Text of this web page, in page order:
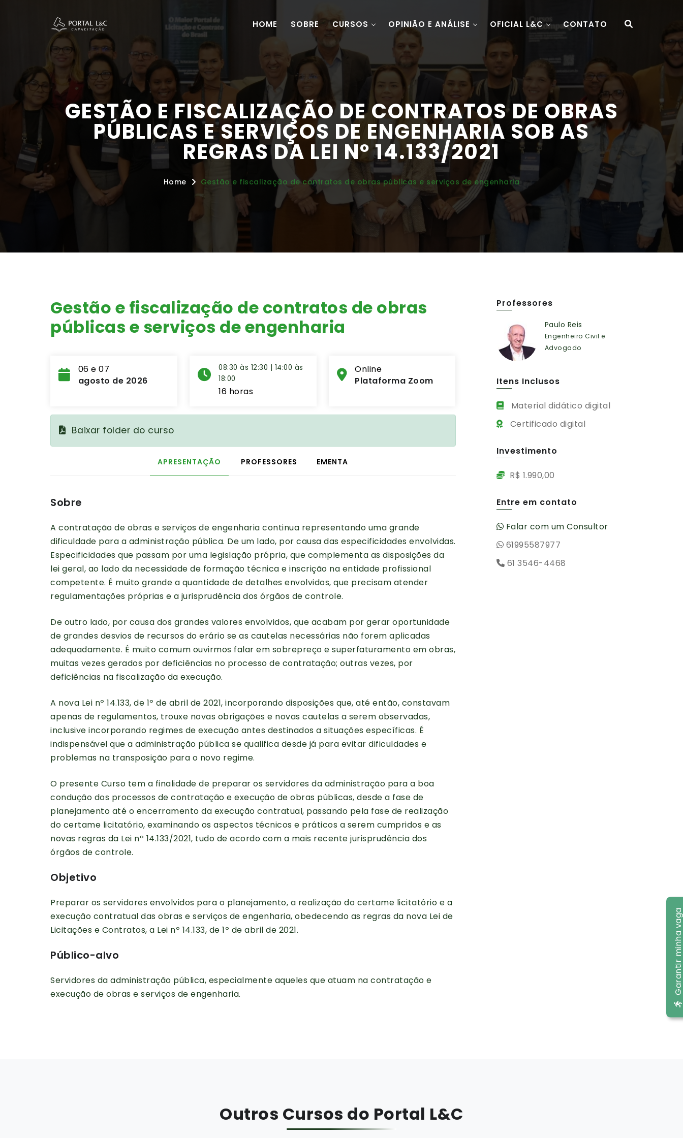
Garantir
HOME SOBRE CURSOS OPINIÃO E ANÁLISE OFICIAL L&C CONTATO
GESTÃO E FISCALIZAÇÃO DE CONTRATOS DE OBRAS
PÚBLICAS E SERVIÇOS DE ENGENHARIA SOB AS
REGRAS DA LEI Nº 14.133/2021
Home Gestão e fiscalização de contratos de obras públicas e serviços de engenharia
Gestão e fiscalização de contratos de obras
públicas e serviços de engenharia
06 e 07
agosto de 2026
08:30 às 12:30 | 14:00 às
18:00
16 horas
Online
Plataforma Zoom
Baixar folder do curso
APRESENTAÇÃO PROFESSORES EMENTA
Sobre
A contratação de obras e serviços de engenharia continua representando uma grande
dificuldade para a administração pública. De um lado, por causa das especificidades envolvidas.
Especificidades que passam por uma legislação própria, que complementa as disposições da
lei geral, ao lado da necessidade de formação técnica e inscrição na entidade profissional
competente. É muito grande a quantidade de detalhes envolvidos, que precisam atender
regulamentações próprias e a jurisprudência dos órgãos de controle.
De outro lado, por causa dos grandes valores envolvidos, que acabam por gerar oportunidade
de grandes desvios de recursos do erário se as cautelas necessárias não forem aplicadas
adequadamente. É muito comum ouvirmos falar em sobrepreço e superfaturamento em obras,
muitas vezes gerados por deficiências no processo de contratação; outras vezes, por
deficiências na fiscalização da execução.
A nova Lei nº 14.133, de 1º de abril de 2021, incorporando disposições que, até então, constavam
apenas de regulamentos, trouxe novas obrigações e novas cautelas a serem observadas,
inclusive incorporando regimes de execução antes destinados a situações específicas. É
indispensável que a administração pública se qualifica desde já para evitar dificuldades e
problemas na transposição para o novo regime.
O presente Curso tem a finalidade de preparar os servidores da administração para a boa
condução dos processos de contratação e execução de obras públicas, desde a fase de
planejamento até o encerramento da execução contratual, passando pela fase de realização
do certame licitatório, examinando os aspectos técnicos e práticos a serem cumpridos e as
novas regras da Lei nº 14.133/2021, tudo de acordo com a mais recente jurisprudência dos
órgãos de controle.
Objetivo
Preparar os servidores envolvidos para o planejamento, a realização do certame licitatório e a
execução contratual das obras e serviços de engenharia, obedecendo as regras da nova Lei de
Licitações e Contratos, a Lei nº 14.133, de 1º de abril de 2021.
Público-alvo
Servidores da administração pública, especialmente aqueles que atuam na contratação e
execução de obras e serviços de engenharia.
Professores
Paulo Reis
Engenheiro Civil e
Advogado
Itens Inclusos
Material didático digital
Certificado digital
Investimento
R$ 1.990,00
Entre em contato
Falar com um Consultor
61995587977
61 3546-4468
Outros Cursos do Portal L&C